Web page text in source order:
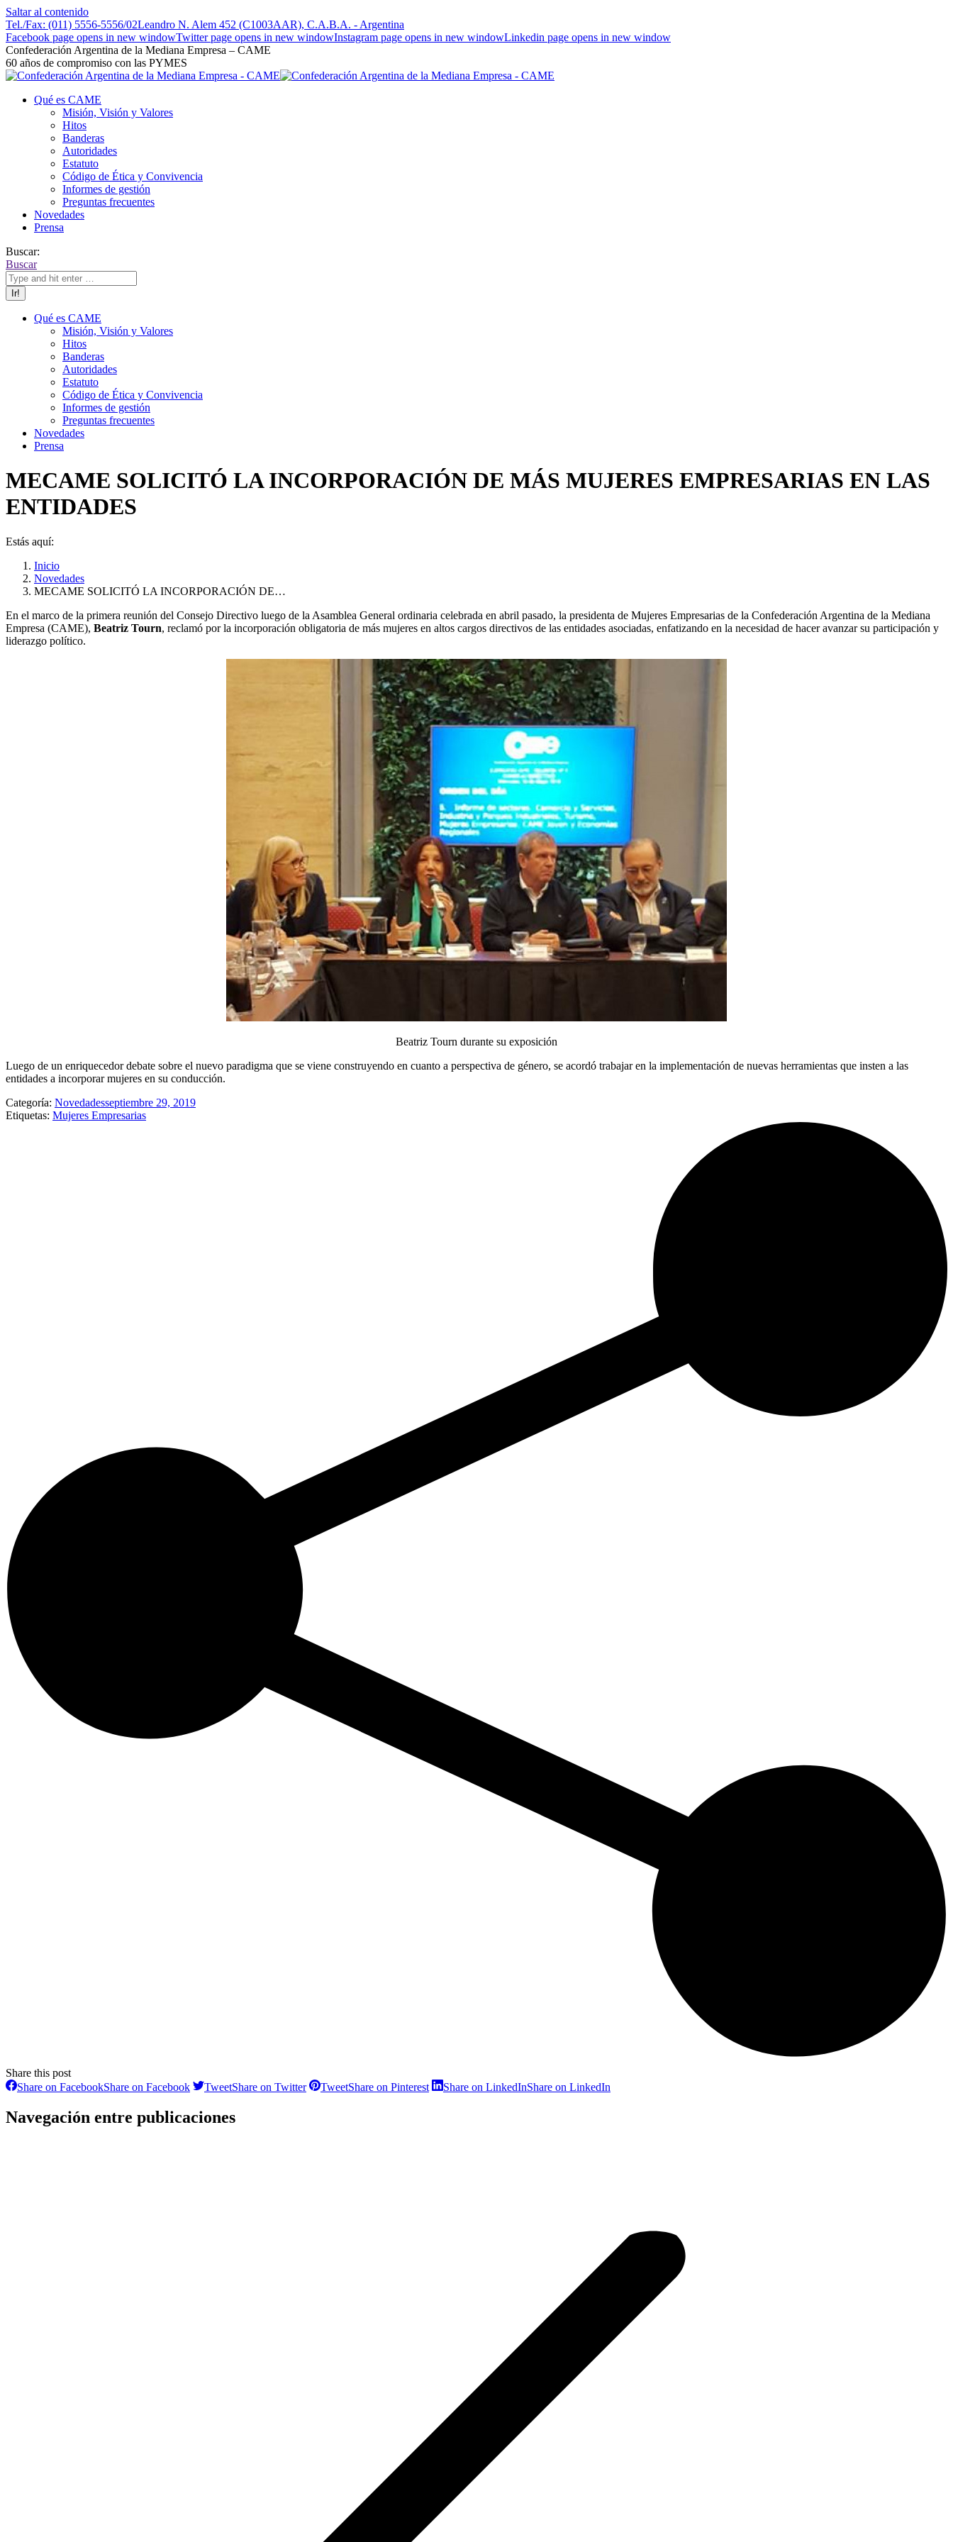
Saltar al contenido
Tel./Fax: (011) 5556-5556/02Leandro N. Alem 452 (C1003AAR), C.A.B.A. - Argentina
Facebook page opens in new windowTwitter page opens in new windowInstagram page opens in new windowLinkedin page opens in new window
Confederación Argentina de la Mediana Empresa – CAME
60 años de compromiso con las PYMES
Qué es CAME
Misión, Visión y Valores
Hitos
Banderas
Autoridades
Estatuto
Código de Ética y Convivencia
Informes de gestión
Preguntas frecuentes
Novedades
Prensa
Buscar:
Buscar
Qué es CAME
Misión, Visión y Valores
Hitos
Banderas
Autoridades
Estatuto
Código de Ética y Convivencia
Informes de gestión
Preguntas frecuentes
Novedades
Prensa
MECAME SOLICITÓ LA INCORPORACIÓN DE MÁS MUJERES EMPRESARIAS EN LAS
ENTIDADES
Estás aquí:
Inicio
Novedades
MECAME SOLICITÓ LA INCORPORACIÓN DE…
En el marco de la primera reunión del Consejo Directivo luego de la Asamblea General ordinaria celebrada en abril pasado, la presidenta de Mujeres Empresarias de la Confederación Argentina de la Mediana
Empresa (CAME), Beatriz Tourn, reclamó por la incorporación obligatoria de más mujeres en altos cargos directivos de las entidades asociadas, enfatizando en la necesidad de hacer avanzar su participación y
liderazgo político.
Beatriz Tourn durante su exposición
Luego de un enriquecedor debate sobre el nuevo paradigma que se viene construyendo en cuanto a perspectiva de género, se acordó trabajar en la implementación de nuevas herramientas que insten a las
entidades a incorporar mujeres en su conducción.
Categoría: Novedadesseptiembre 29, 2019
Etiquetas: Mujeres Empresarias
Share this post
Share on FacebookShare on Facebook TweetShare on Twitter TweetShare on Pinterest Share on LinkedInShare on LinkedIn
Navegación entre publicaciones